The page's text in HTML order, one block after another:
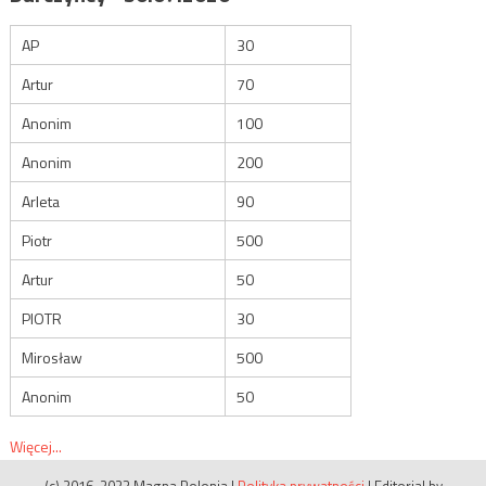
AP
30
Artur
70
Anonim
100
Anonim
200
Arleta
90
Piotr
500
Artur
50
PIOTR
30
Mirosław
500
Anonim
50
Więcej...